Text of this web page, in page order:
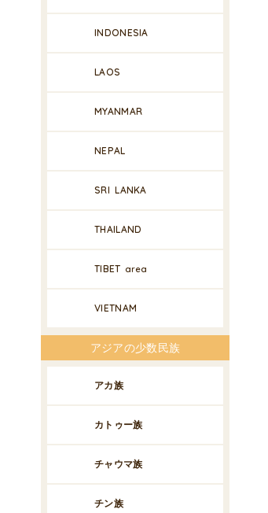
INDONESIA
LAOS
MYANMAR
NEPAL
SRI LANKA
THAILAND
TIBET area
VIETNAM
アジアの少数民族
アカ族
カトゥー族
チャウマ族
チン族